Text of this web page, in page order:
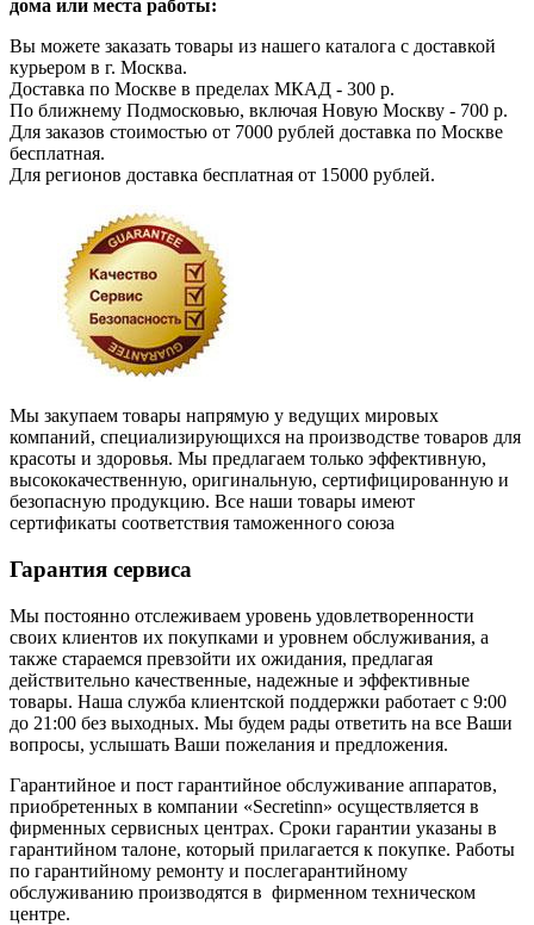
дома или места работы:
Вы можете заказать товары из нашего каталога с доставкой
курьером в г. Москва.
Доставка по Москве в пределах МКАД - 300 р.
По ближнему Подмосковью, включая Новую Москву - 700 р.
Для заказов стоимостью от 7000 рублей доставка по Москве
бесплатная.
Для регионов доставка бесплатная от 15000 рублей.
Мы закупаем товары напрямую у ведущих мировых
компаний, специализирующихся на производстве товаров для
красоты и здоровья. Мы предлагаем только эффективную,
высококачественную, оригинальную, сертифицированную и
безопасную продукцию. Все наши товары имеют
сертификаты соответствия таможенного союза
Гарантия сервиса
Мы постоянно отслеживаем уровень удовлетворенности
своих клиентов их покупками и уровнем обслуживания, а
также стараемся превзойти их ожидания, предлагая
действительно качественные, надежные и эффективные
товары. Наша служба клиентской поддержки работает с 9:00
до 21:00 без выходных. Мы будем рады ответить на все Ваши
вопросы, услышать Ваши пожелания и предложения.
Гарантийное и пост гарантийное обслуживание аппаратов,
приобретенных в компании «Secretinn» осуществляется в
фирменных сервисных центрах. Сроки гарантии указаны в
гарантийном талоне, который прилагается к покупке. Работы
по гарантийному ремонту и послегарантийному
обслуживанию производятся в фирменном техническом
центре.